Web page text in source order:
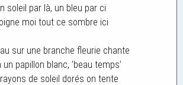
soleil par là, un bleu par ci
moi tout ce sombre ici
sur une branche fleurie chante
un papillon blanc, ’beau temps’
de soleil dorés on tente